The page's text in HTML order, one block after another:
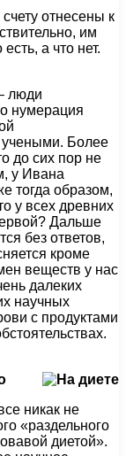
отнесены к
им
а что нет.
люди
нумерация
учеными. Более
до сих пор не
у Ивана
тогда образом,
у всех древних
Дальше
без ответов,
кроме
веществ у нас
далеких
научных
с продуктами
никак не
«раздельного
диетой».